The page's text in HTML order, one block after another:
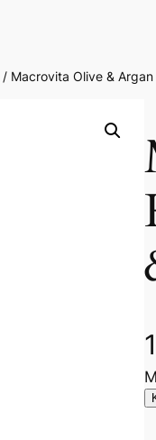
/ Macrovita Olive &